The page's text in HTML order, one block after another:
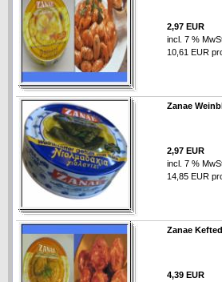
2,97 EUR
incl. 7 %
10,61 EUR
Zanae
2,97 EUR
incl. 7 %
14,85 EUR
Zanae
4,39 EUR